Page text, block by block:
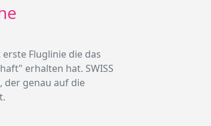
Fluglinie die das
erhalten hat. SWISS
der genau auf die